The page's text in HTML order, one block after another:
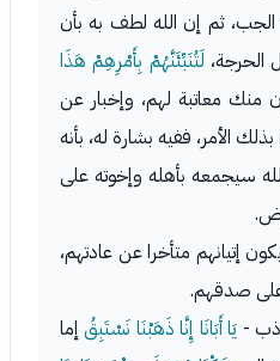
وألقوه في -[٣٩٥]- الجب، ثم إن الله لطف به بأن
الحرجة، لَتُنَبِّئَنَّهُمْ بِأَمْرِهِمْ هَذَا
منك معاتبة لهم، وإخبار عن
الأمر، ففيه بشارة له، بأنه
سيجمعه بأهله وإخوته على
إتيانهم متأخرا عن عادتهم،
على صدقهم.
يَا أَبَانَا إِنَّا ذَهَبْنَا نَسْتَبِقُإما